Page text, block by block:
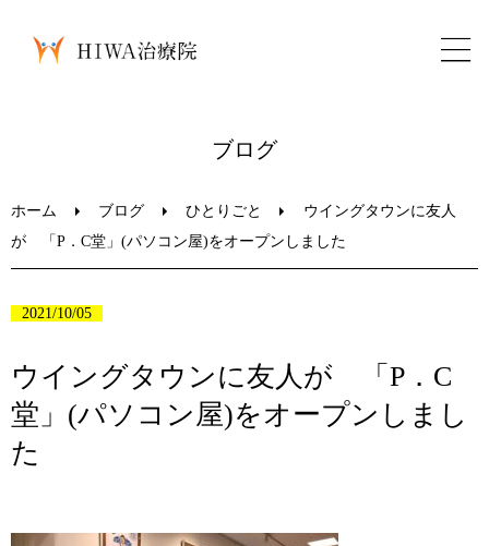
ブログ
ブログ
ホーム ブログ ひとりごと
ウイングタウンに友人
が 「P．C堂」(パソコン屋)をオープンしました
2021/10/05
ウイングタウンに友人が 「P．C
堂」(パソコン屋)をオープンしまし
た